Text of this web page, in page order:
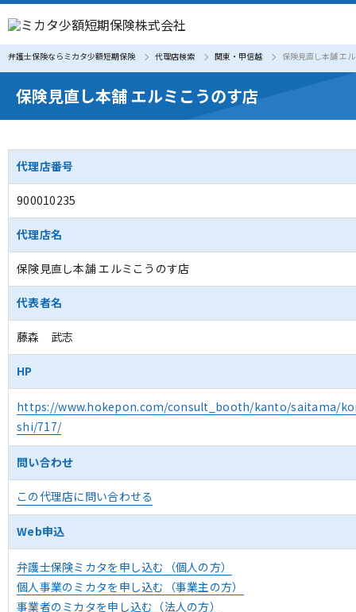
弁護士保険ならミカタ少額短期保険 代理店検索 関東・甲信越 保険見直し本舗 エ
保険見直し本舗 エルミこうのす店
代理店番号
900010235
代理店名
保険見直し本舗 エルミこうのす店
代表者名
藤森 武志
HP
https://www.hokepon.com/consult_booth/kanto/saitama/
shi/717/
問い合わせ
この代理店に問い合わせる
Web申込
弁護士保険ミカタを申し込む（個人の方）
個人事業のミカタを申し込む（事業主の方）
事業者のミカタを申し込む（法人の方）